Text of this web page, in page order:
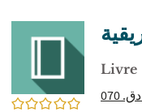
0/5
Livre